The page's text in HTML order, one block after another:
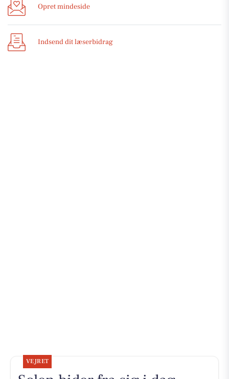
Opret mindeside
Indsend dit læserbidrag
VEJRET